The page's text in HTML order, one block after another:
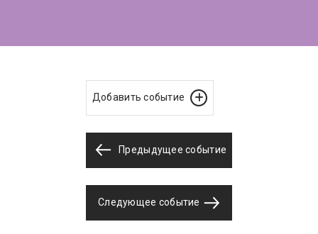
Добавить событие
Предыдущее событие
Следующее событие